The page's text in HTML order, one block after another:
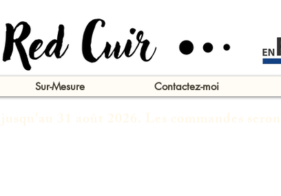
Sur-Mesure Contactez-moi
31 août 2026. Les commandes